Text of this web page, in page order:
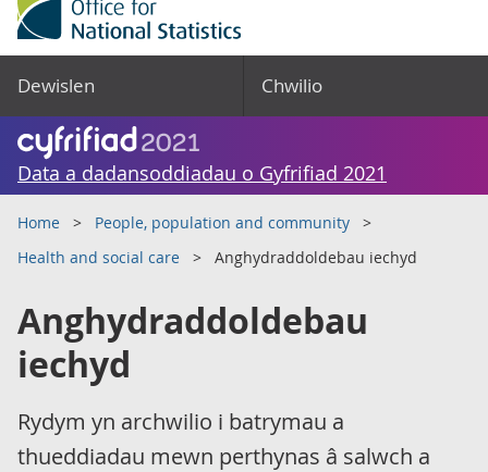
Dewislen Chwilio
Data a dadansoddiadau o Gyfrifiad 2021
Home
People, population and community
Health and social care
Anghydraddoldebau iechyd
Anghydraddoldebau
iechyd
Rydym yn archwilio i batrymau a
thueddiadau mewn perthynas â salwch a